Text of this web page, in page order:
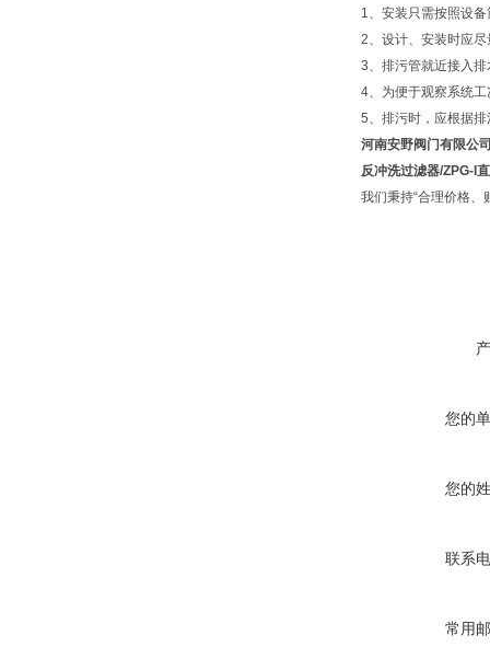
1、安装只需按照设
2、设计、安装时应
3、排污管就近接入
4、为便于观察系统
5、排污时，应根据
河南安野阀门有限公
反冲洗过滤器/ZPG-I
我们秉持“合理价格
您的
您的
联系
常用